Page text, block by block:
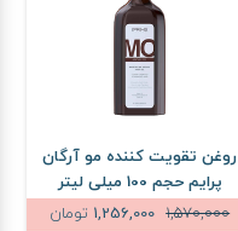
روغن تقویت کننده مو آرگان
پرایم حجم 100 میلی لیتر
1,570,000
تومان